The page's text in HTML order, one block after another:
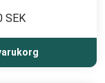
SEK